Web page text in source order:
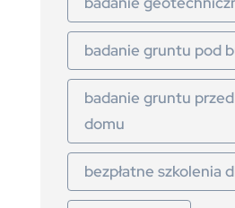
badanie gruntu pod
badanie gruntu
domu
bezpłatne szkolenia